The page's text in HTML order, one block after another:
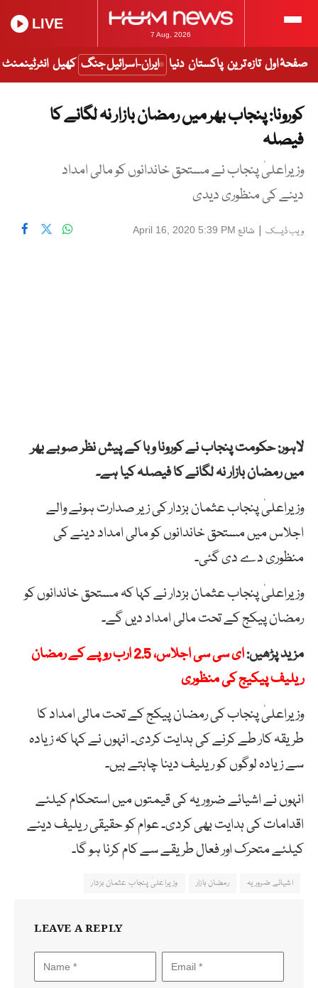
7 Aug, 2026
LIVE
صفحۂ اول تازہ ترین پاکستان دنیا ایران-اسرائیل جنگ کھیل انٹرٹینمنٹ
کورونا: پنجاب بھر میں رمضان بازار نہ لگانے کا
فیصلہ
وزیراعلیٰ پنجاب نے مستحق خاندانوں کو مالی امداد
دینے کی منظوری دیدی
ویب ڈیسک | شائع April 16, 2020 5:39 PM
لاہور: حکومت پنجاب نے کورونا وبا کے پیش نظر صوبے بھر
میں رمضان بازار نہ لگانے کا فیصلہ کیا ہے۔
وزیراعلیٰ پنجاب عثمان بزدار کی زیر صدارت ہونے والے
اجلاس میں مستحق خاندانوں کو مالی امداد دینے کی
منظوری دے دی گئی۔
وزیراعلیٰ پنجاب عثمان بزدار نے کہا کہ مستحق خاندانوں کو
رمضان پیکج کے تحت مالی امداد دیں گے۔
مزید پڑھیں:
ای سی سی اجلاس، 2.5 ارب روپے کے رمضان
ریلیف پیکیج کی منظوری
وزیراعلیٰ پنجاب کی رمضان پیکج کے تحت مالی امداد کا
طریقہ کار طے کرنے کی ہدایت کردی۔ انہوں نے کہا کہ زیادہ
سے زیادہ لوگوں کو ریلیف دینا چاہتے ہیں۔
انہوں نے اشیائے ضروریہ کی قیمتوں میں استحکام کیلئے
اقدامات کی ہدایت بھی کردی۔ عوام کو حقیقی ریلیف دینے
کیلئے متحرک اور فعال طریقے سے کام کرنا ہو گا۔
اشیائے ضروریہ رمضان بازار وزیراعلیٰ پنجاب عثمان بزدار
LEAVE A REPLY